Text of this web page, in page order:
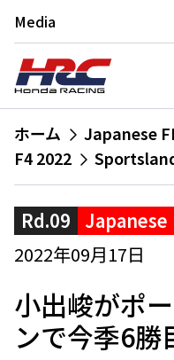
Media
ホーム Japanese
F4 2022
Rd.09 Japanese
2022年09月17日
小出峻がポ
ンで今季6勝